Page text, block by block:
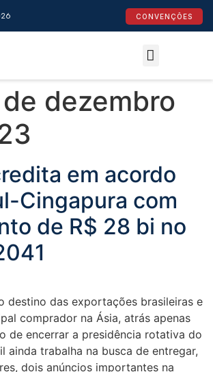
CONVENÇÕES
dezembro
em acordo
Cingapura com
de R$ 28 bi no
destino das exportações brasileiras e
comprador na Ásia, atrás apenas
de encerrar a presidência rotativa do
ainda trabalha na busca de entregar,
dois anúncios importantes na